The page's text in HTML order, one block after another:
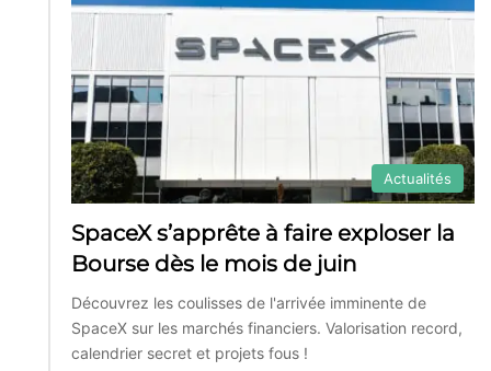
Actualités
SpaceX s’apprête à faire exploser la
Bourse dès le mois de juin
Découvrez les coulisses de l'arrivée imminente de
SpaceX sur les marchés financiers. Valorisation record,
calendrier secret et projets fous !